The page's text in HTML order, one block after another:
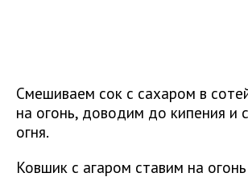
Смешиваем сок с сахаром в
на огонь, доводим до кипения и
огня.
Ковшик с агаром ставим на